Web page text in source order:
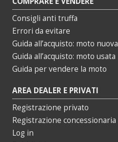
Consigli anti truffa
Errori da evitare
Guida all’acquisto: moto nuova
Guida all’acquisto: moto usata
Guida per vendere la moto
AREA DEALER E PRIVATI
Registrazione privato
Registrazione concessionaria
Log in